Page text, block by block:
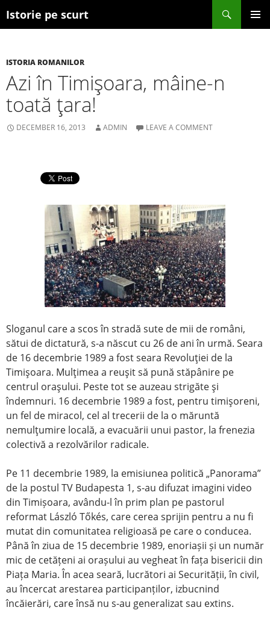
Istorie pe scurt
Search
SKIP TO CONTENT
ISTORIA ROMANILOR
Azi în Timişoara, mâine-n
toată ţara!
DECEMBER 16, 2013 ADMIN LEAVE A COMMENT
Sloganul care a scos în stradă sute de mii de români,
sătui de dictatură, s-a născut cu 26 de ani în urmă. Seara
de 16 decembrie 1989 a fost seara Revoluţiei de la
Timişoara. Mulţimea a reuşit să pună stăpânire pe
centrul oraşului. Peste tot se auzeau strigăte şi
îndemnuri. 16 decembrie 1989 a fost, pentru timişoreni,
un fel de miracol, cel al trecerii de la o măruntă
nemulţumire locală, a evacuării unui pastor, la frenezia
colectivă a rezolvărilor radicale.
Pe 11 decembrie 1989, la emisiunea politică „Panorama”
de la postul TV Budapesta 1, s-au difuzat imagini video
din Timișoara, avându-l în prim plan pe pastorul
reformat László Tőkés, care cerea sprijin pentru a nu fi
mutat din comunitatea religioasă pe care o conducea.
Până în ziua de 15 decembrie 1989, enoriașii și un număr
mic de cetățeni ai orașului au vegheat în fața bisericii din
Piața Maria. În acea seară, lucrători ai Securității, în civil,
au încercat arestarea participanților, izbucnind
încăierări, care însă nu s-au generalizat sau extins.